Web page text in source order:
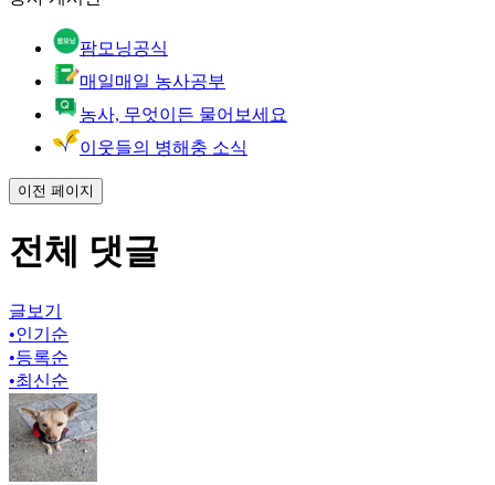
팜모닝공식
매일매일 농사공부
농사, 무엇이든 물어보세요
이웃들의 병해충 소식
이전 페이지
전체 댓글
글보기
•인기순
•등록순
•최신순